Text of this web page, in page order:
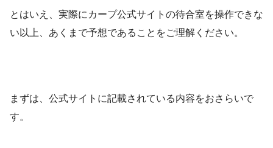
とはいえ、実際にカープ公式サイトの待合室を操作できな
い以上、あくまで予想であることをご理解ください。
まずは、公式サイトに記載されている内容をおさらいで
す。